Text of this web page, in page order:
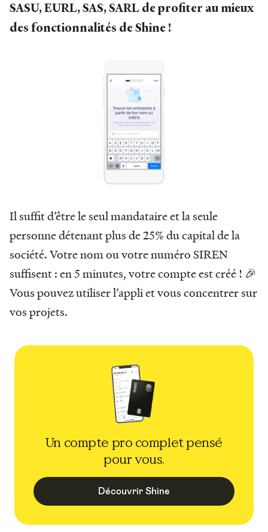
SASU, EURL, SAS, SARL de profiter au mieux
des fonctionnalités de Shine !
Il suffit d’être le seul mandataire et la seule
personne détenant plus de 25% du capital de la
société. Votre nom ou votre numéro SIREN
suffisent : en 5 minutes, votre compte est créé ! 🎉
Vous pouvez utiliser l’appli et vous concentrer sur
vos projets.
Un compte pro complet pensé
pour vous.
Découvrir Shine